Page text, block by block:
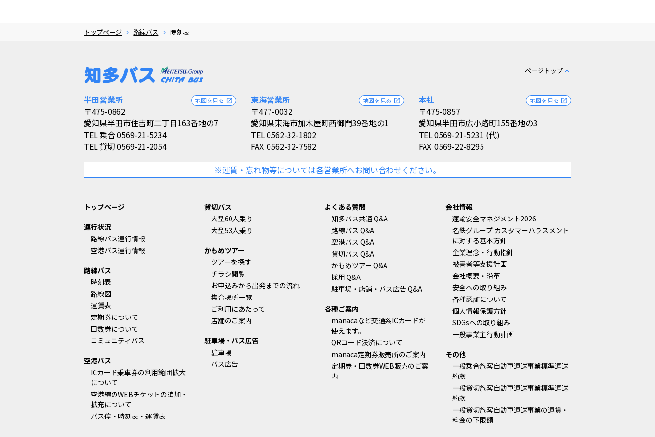
トップページ 路線バス 時刻表
ページトップ expand_less
半田営業所
〒475-0862
愛知県半田市住吉町二丁目163番地の7
地図を見る open_in_new
TEL乗合 0569-21-5234
TEL貸切 0569-21-2054
東海営業所
〒477-0032
愛知県東海市加木屋町西御門39番地の1
地図を見る open_in_new
TEL0562-32-1802
FAX 0562-32-7582
本社
〒475-0857
愛知県半田市広小路町155番地の3
地図を見る open_in_new
TEL0569-21-5231 (代)
FAX 0569-22-8295
※運賃・忘れ物等については各営業所へお問い合わせください。
トップページ
運行状況
路線バス運行情報
空港バス運行情報
路線バス
時刻表
路線図
運賃表
定期券について
回数券について
コミュニティバス
空港バス
ICカード乗車券の利用範囲拡大
について
空港線のWEBチケットの追加・
拡充について
バス停・時刻表・運賃表
貸切バス
大型60人乗り
大型53人乗り
かもめツアー
ツアーを探す
チラシ閲覧
お申込みから出発までの流れ
集合場所一覧
ご利用にあたって
店舗のご案内
駐車場・バス広告
駐車場
バス広告
よくある質問
知多バス共通 Q&A
路線バス Q&A
空港バス Q&A
貸切バス Q&A
かもめツアー Q&A
採用 Q&A
駐車場・店舗・バス広告 Q&A
各種ご案内
manacaなど交通系ICカードが
使えます。
QRコード決済について
manaca定期券販売所のご案内
定期券・回数券WEB販売のご案
内
会社情報
運輸安全マネジメント2026
名鉄グループ カスタマーハラスメント
に対する基本方針
企業理念・行動指針
被害者等支援計画
会社概要・沿革
安全への取り組み
各種認証について
個人情報保護方針
SDGsへの取り組み
一般事業主行動計画
その他
一般乗合旅客自動車運送事業標準運送
約款
一般貸切旅客自動車運送事業標準運送
約款
一般貸切旅客自動車運送事業の運賃・
料金の下限額